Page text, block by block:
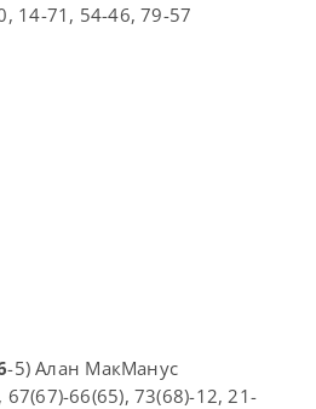
14-71, 54-46, 79-57
-5) Алан МакМанус
66(65), 73(68)-12, 21-